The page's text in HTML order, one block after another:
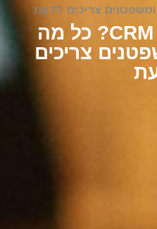
מה זה מערכת CRM? כל מה
צריכים